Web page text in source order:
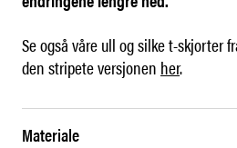
Se også våre ull og silke t-skjorter
den stripete versjonen her.
Materiale